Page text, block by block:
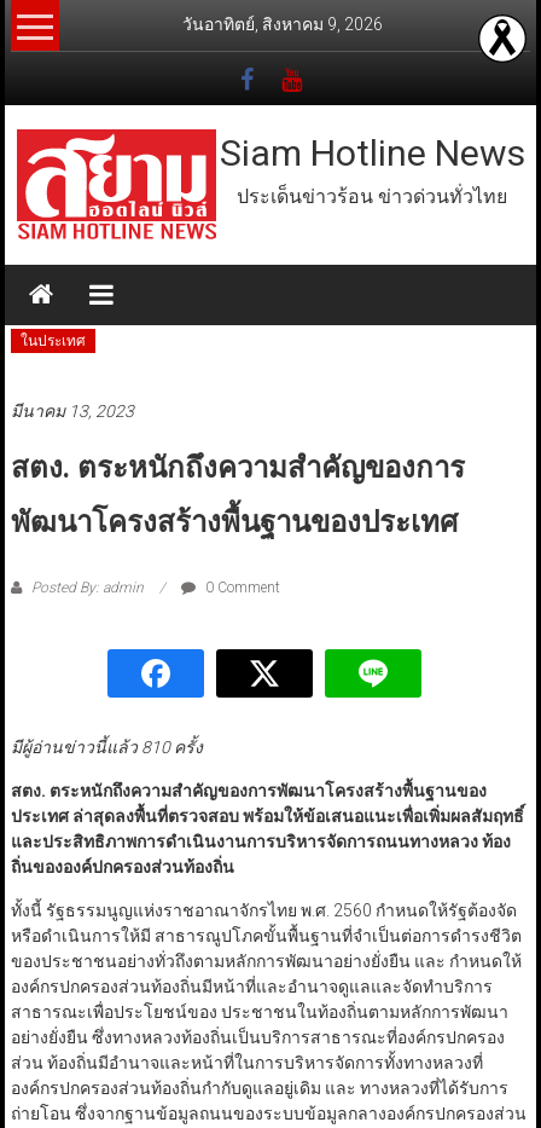
Skip
to
วันอาทิตย์, สิงหาคม 9, 2026
Siam Hotline News
ประเด็นข่าวร้อน ข่าวด่วนทั่วไทย
ในประเทศ
มีนาคม 13, 2023
สตง. ตระหนักถึงความสำคัญของการ
พัฒนาโครงสร้างพื้นฐานของประเทศ
Posted By: admin 0 Comment
มีผู้อ่านข่าวนี้แล้ว 810 ครั้ง
สตง. ตระหนักถึงความสำคัญของการพัฒนาโครงสร้างพื้นฐานของ
ประเทศ ล่าสุดลงพื้นที่ตรวจสอบ พร้อมให้ข้อเสนอแนะเพื่อเพิ่มผลสัมฤทธิ์
และประสิทธิภาพการดำเนินงานการบริหารจัดการถนนทางหลวง ท้อง
ถิ่นขององค์ปกครองส่วนท้องถิ่น
ทั้งนี้ รัฐธรรมนูญแห่งราชอาณาจักรไทย พ.ศ. 2560 กำหนดให้รัฐต้องจัด
หรือดำเนินการให้มี สาธารณูปโภคขั้นพื้นฐานที่จำเป็นต่อการดำรงชีวิต
ของประชาชนอย่างทั่วถึงตามหลักการพัฒนาอย่างยั่งยืน และ กำหนดให้
องค์กรปกครองส่วนท้องถิ่นมีหน้าที่และอำนาจดูแลและจัดทำบริการ
สาธารณะเพื่อประโยชน์ของ ประชาชนในท้องถิ่นตามหลักการพัฒนา
อย่างยั่งยืน ซึ่งทางหลวงท้องถิ่นเป็นบริการสาธารณะที่องค์กรปกครอง
ส่วน ท้องถิ่นมีอำนาจและหน้าที่ในการบริหารจัดการทั้งทางหลวงที่
องค์กรปกครองส่วนท้องถิ่นกำกับดูแลอยู่เดิม และ ทางหลวงที่ได้รับการ
ถ่ายโอน ซึ่งจากฐานข้อมูลถนนของระบบข้อมูลกลางองค์กรปกครองส่วน